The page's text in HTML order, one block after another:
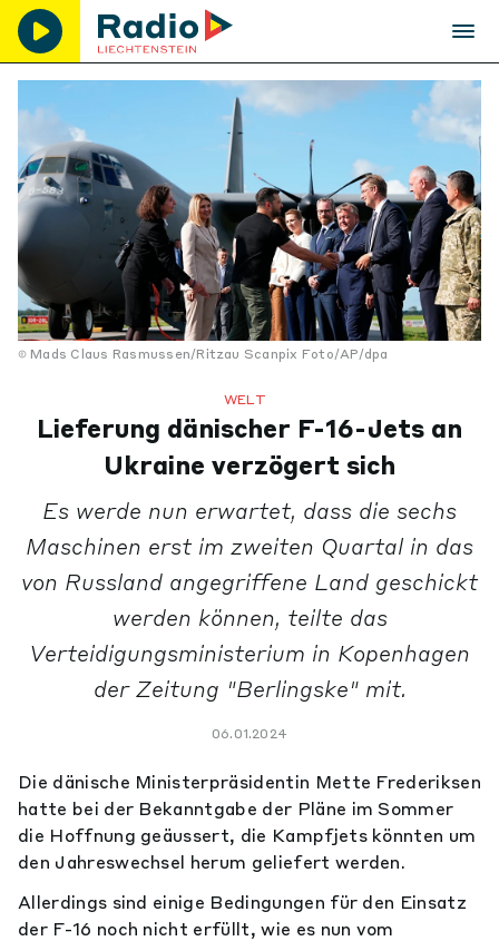
Mads Claus Rasmussen/Ritzau Scanpix Foto/AP/dpa
WELT
Lieferung dänischer F-16-Jets an
Ukraine verzögert sich
Es werde nun erwartet, dass die sechs
Maschinen erst im zweiten Quartal in das
von Russland angegriffene Land geschickt
werden können, teilte das
Verteidigungsministerium in Kopenhagen
der Zeitung "Berlingske" mit.
06.01.2024
Die dänische Ministerpräsidentin Mette Frederiksen
hatte bei der Bekanntgabe der Pläne im Sommer
die Hoffnung geäussert, die Kampfjets könnten um
den Jahreswechsel herum geliefert werden.
Allerdings sind einige Bedingungen für den Einsatz
der F-16 noch nicht erfüllt, wie es nun vom